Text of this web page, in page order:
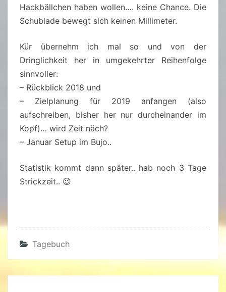
Hackbällchen haben wollen…. keine Chance. Die
Schublade bewegt sich keinen Millimeter.
Kür übernehm ich mal so und von der
Dringlichkeit her in umgekehrter Reihenfolge
sinnvoller:
– Rückblick 2018 und
– Zielplanung für 2019 anfangen (also
aufschreiben, bisher her nur durcheinander im
Kopf)… wird Zeit näch?
– Januar Setup im Bujo..
Statistik kommt dann später.. hab noch 3 Tage
Strickzeit.. 😉
Tagebuch